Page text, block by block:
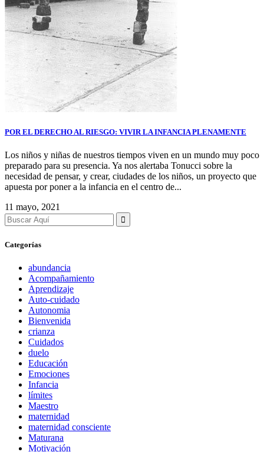
POR EL DERECHO AL RIESGO: VIVIR LA INFANCIA PLENAMENTE
Los niños y niñas de nuestros tiempos viven en un mundo muy poco
preparado para su presencia. Ya nos alertaba Tonucci sobre la
necesidad de pensar, y crear, ciudades de los niños, un proyecto que
apuesta por poner a la infancia en el centro de...
11 mayo, 2021
Search
for:
Categorías
abundancia
Acompañamiento
Aprendizaje
Auto-cuidado
Autonomia
Bienvenida
crianza
Cuidados
duelo
Educación
Emociones
Infancia
límites
Maestro
maternidad
maternidad consciente
Maturana
Motivación